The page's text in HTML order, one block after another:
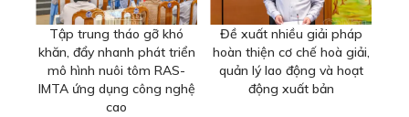
Tập trung tháo gỡ khó
khăn, đẩy nhanh phát triển
mô hình nuôi tôm RAS-
IMTA ứng dụng công nghệ
cao
Đề xuất nhiều giải pháp
hoàn thiện cơ chế hoà giải,
quản lý lao động và hoạt
động xuất bản